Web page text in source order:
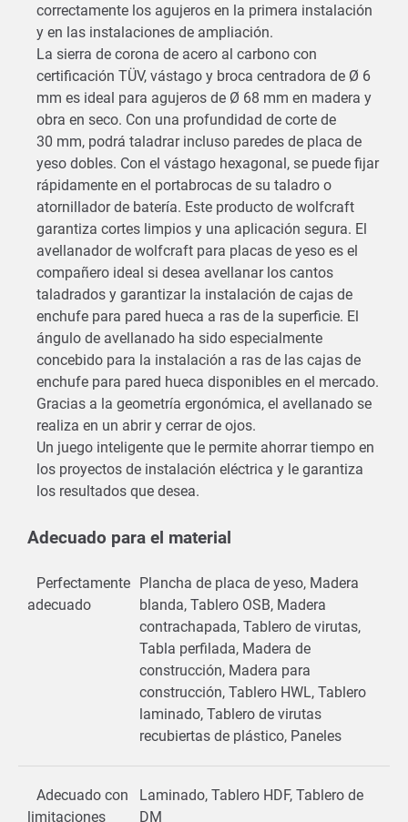
correctamente los agujeros en la primera instalación
y en las instalaciones de ampliación.
La sierra de corona de acero al carbono con
certificación TÜV, vástago y broca centradora de Ø 6
mm es ideal para agujeros de Ø 68 mm en madera y
obra en seco. Con una profundidad de corte de
30 mm, podrá taladrar incluso paredes de placa de
yeso dobles. Con el vástago hexagonal, se puede fijar
rápidamente en el portabrocas de su taladro o
atornillador de batería. Este producto de wolfcraft
garantiza cortes limpios y una aplicación segura. El
avellanador de wolfcraft para placas de yeso es el
compañero ideal si desea avellanar los cantos
taladrados y garantizar la instalación de cajas de
enchufe para pared hueca a ras de la superficie. El
ángulo de avellanado ha sido especialmente
concebido para la instalación a ras de las cajas de
enchufe para pared hueca disponibles en el mercado.
Gracias a la geometría ergonómica, el avellanado se
realiza en un abrir y cerrar de ojos.
Un juego inteligente que le permite ahorrar tiempo en
los proyectos de instalación eléctrica y le garantiza
los resultados que desea.
Adecuado para el material
Perfectamente
adecuado
Plancha de placa de yeso, Madera
blanda, Tablero OSB, Madera
contrachapada, Tablero de virutas,
Tabla perfilada, Madera de
construcción, Madera para
construcción, Tablero HWL, Tablero
laminado, Tablero de virutas
recubiertas de plástico, Paneles
Adecuado con
limitaciones
Laminado, Tablero HDF, Tablero de
DM